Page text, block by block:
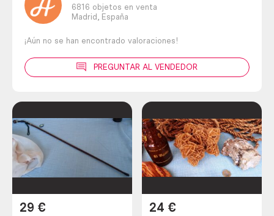
6816 objetos en venta
Madrid,
España
¡Aún no se han encontrado valoraciones!
PREGUNTAR AL VENDEDOR
29 € 24 €